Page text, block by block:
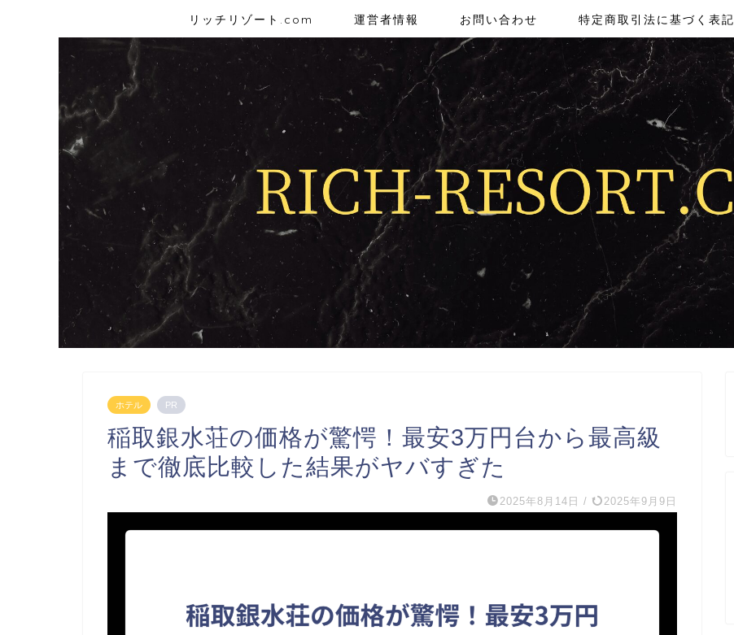
リッチリゾート.com 運営者情報 お問い合わせ 特定商取引法に基づく表記
ホテル PR
稲取銀水荘の価格が驚愕！最安3万円台から最高級
まで徹底比較した結果がヤバすぎた
2025年8月14日 / 2025年9月9日